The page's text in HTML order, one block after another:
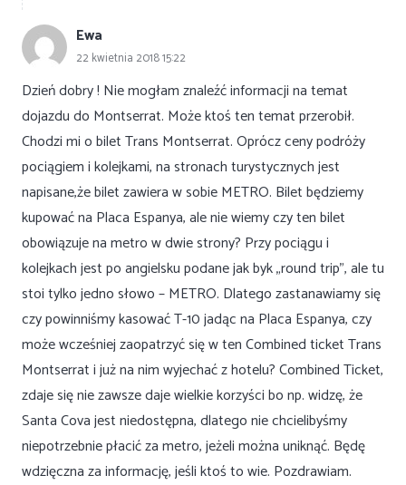
Ewa
22 kwietnia 2018 15:22
Dzień dobry ! Nie mogłam znaleźć informacji na temat
dojazdu do Montserrat. Może ktoś ten temat przerobił.
Chodzi mi o bilet Trans Montserrat. Oprócz ceny podróży
pociągiem i kolejkami, na stronach turystycznych jest
napisane,że bilet zawiera w sobie METRO. Bilet będziemy
kupować na Placa Espanya, ale nie wiemy czy ten bilet
obowiązuje na metro w dwie strony? Przy pociągu i
kolejkach jest po angielsku podane jak byk „round trip”, ale tu
stoi tylko jedno słowo – METRO. Dlatego zastanawiamy się
czy powinniśmy kasować T-10 jadąc na Placa Espanya, czy
może wcześniej zaopatrzyć się w ten Combined ticket Trans
Montserrat i już na nim wyjechać z hotelu? Combined Ticket,
zdaje się nie zawsze daje wielkie korzyści bo np. widzę, że
Santa Cova jest niedostępna, dlatego nie chcielibyśmy
niepotrzebnie płacić za metro, jeżeli można uniknąć. Będę
wdzięczna za informację, jeśli ktoś to wie. Pozdrawiam.